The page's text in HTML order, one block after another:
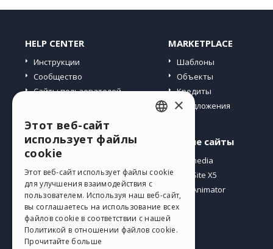
HELP CENTER
Инструкции
Сообщество
Сайты пользователей
MARKETPLACE
Шаблоны
Объекты
Кредиты
Предложения
Профиль
Мои посты
Мои лицензии
Загрузить
Веб-хостинг
Мои кредиты
Другие сайты
Incomedia
WebSite X5
WebAnimator
GERMAN
SPANISH
PORTUGUESE
POLISH
×
Этот веб-сайт
использует файлы
cookie
Этот веб-сайт использует файлы cookie
для улучшения взаимодействия с
пользователем. Используя наш веб-сайт,
вы соглашаетесь на использование всех
файлов cookie в соответствии с нашей
Политикой в ​​отношении файлов cookie.
Прочитайте больше